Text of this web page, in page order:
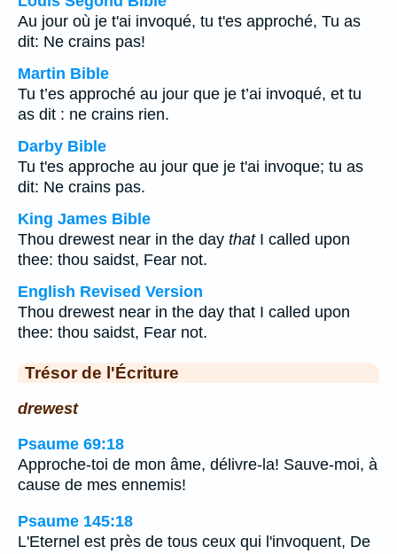
Au jour où je t'ai invoqué, tu t'es approché, Tu as
dit: Ne crains pas!
Martin Bible
Tu t’es approché au jour que je t’ai invoqué, et tu
as dit : ne crains rien.
Darby Bible
Tu t'es approche au jour que je t'ai invoque; tu as
dit: Ne crains pas.
King James Bible
Thou drewest near in the day thatI called upon
thee: thou saidst, Fear not.
English Revised Version
Thou drewest near in the day that I called upon
thee: thou saidst, Fear not.
Trésor de l'Écriture
drewest
Psaume 69:18
Approche-toi de mon âme, délivre-la! Sauve-moi, à
cause de mes ennemis!
Psaume 145:18
L'Eternel est près de tous ceux qui l'invoquent, De